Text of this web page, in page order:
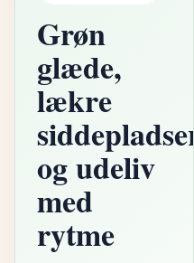
Grøn
glæde,
lækre
siddepladser
og udeliv
med
rytme